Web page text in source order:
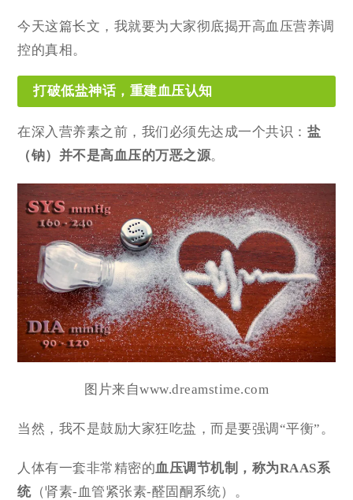
今天这篇长文，我就要为大家彻底揭开高血压营养调
控的真相。
打破低盐神话，重建血压认知
在深入营养素之前，我们必须先达成一个共识： 盐
（钠）并不是高血压的万恶之源。
图片来自www.dreamstime.com
当然，我不是鼓励大家狂吃盐，而是要强调“平衡”。
人体有一套非常精密的血压调节机制，称为RAAS系
统（肾素-血管紧张素-醛固酮系统）。